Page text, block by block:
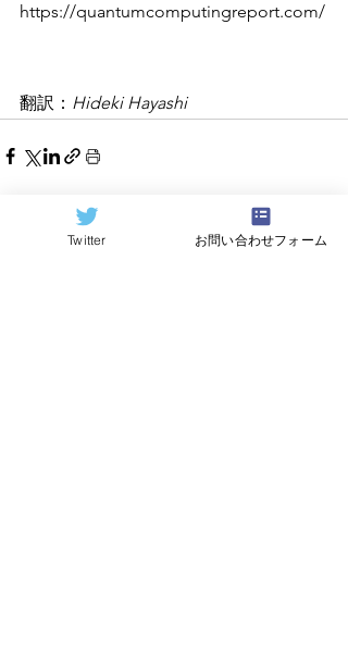
https://quantumcomputingreport.com/
翻訳： Hideki Hayashi
関連記事 すべて表示
Twitter お問い合わせフォーム